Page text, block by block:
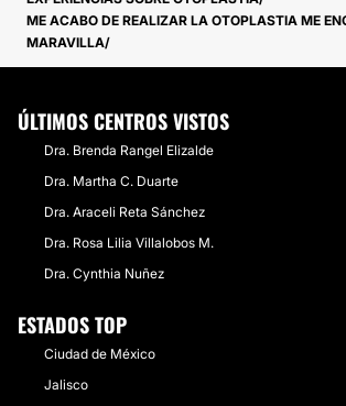
ME ACABO DE REALIZAR LA OTOPLASTIA ME
MARAVILLA
ÚLTIMOS CENTROS VISTOS
Dra. Brenda Rangel Elizalde
Dra. Martha C. Duarte
Dra. Araceli Reta Sánchez
Dra. Rosa Lilia Villalobos M.
Dra. Cynthia Nuñez
ESTADOS TOP
Ciudad de México
Jalisco